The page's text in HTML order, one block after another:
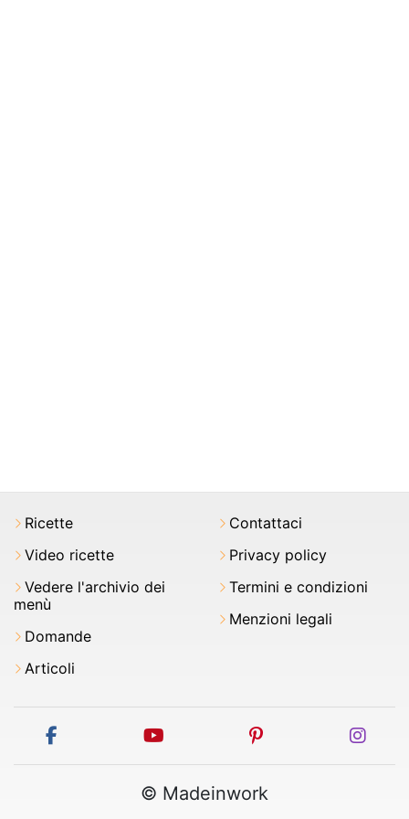
Ricette
Video ricette
Vedere l'archivio dei
menù
Domande
Articoli
Contattaci
Privacy policy
Termini e condizioni
Menzioni legali
facebook youtube pinterest
© Madeinwork